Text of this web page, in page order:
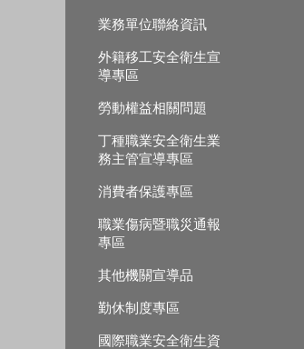
業務單位聯絡資訊
外籍移工安全衛生宣
導專區
勞動權益相關問題
丁種職業安全衛生業
務主管宣導專區
消費者保護專區
職業傷病暨職災通報
專區
其他機關宣導品
勤休制度專區
國際職業安全衛生資